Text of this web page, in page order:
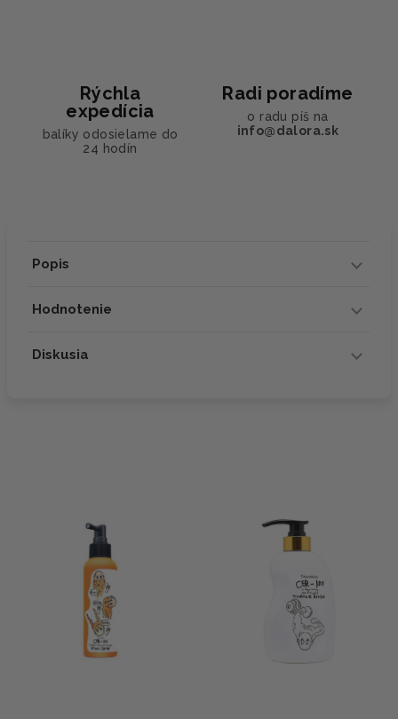
Rýchla
expedícia
balíky odosielame do
24 hodín
Radi poradíme
o radu píš na
info@dalora.sk
Popis
Hodnotenie
Diskusia